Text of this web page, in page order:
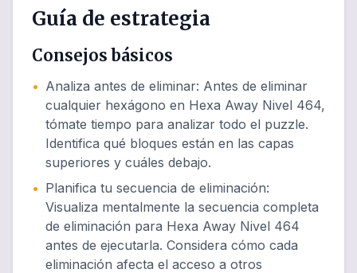
Guía de estrategia
Consejos básicos
• Analiza antes de eliminar: Antes de eliminar
cualquier hexágono en Hexa Away Nivel 464,
tómate tiempo para analizar todo el puzzle.
Identifica qué bloques están en las capas
superiores y cuáles debajo.
• Planifica tu secuencia de eliminación:
Visualiza mentalmente la secuencia completa
de eliminación para Hexa Away Nivel 464
antes de ejecutarla. Considera cómo cada
eliminación afecta el acceso a otros